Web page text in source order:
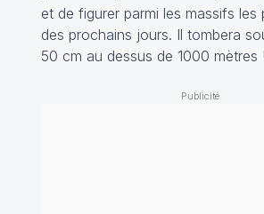
et de figurer parmi les massifs les
des prochains jours. Il tombera
50 cm au dessus de 1000 mètres !